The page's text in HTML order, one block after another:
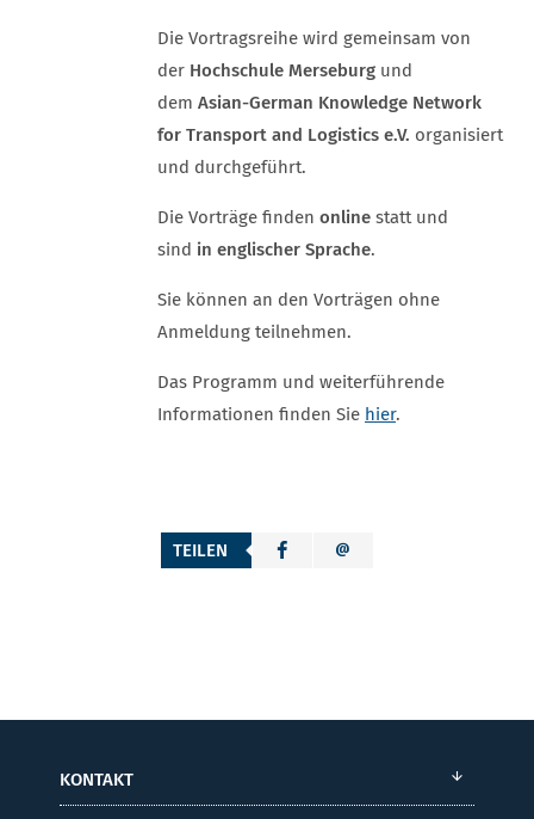
Die Vortragsreihe wird gemeinsam von
der Hochschule Merseburg und
dem Asian-German Knowledge Network
for Transport and Logistics e.V. organisiert
und durchgeführt.
Die Vorträge finden online statt und
sind in englischer Sprache.
Sie können an den Vorträgen ohne
Anmeldung teilnehmen.
Das Programm und weiterführende
Informationen finden Sie hier.
TEILEN
KONTAKT